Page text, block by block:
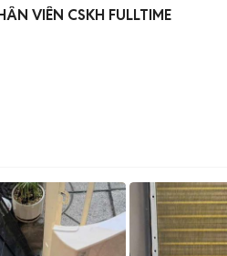
TUYỂN DỤNG] 05 NHÂN VIÊN CSKH FULLTIME